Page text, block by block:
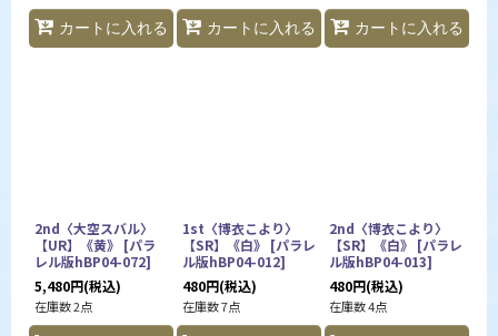
カートに入れる カートに入れる カートに入れる
2nd〈大空スバル〉
【UR】《黄》 [パラ
レル版hBP04-072]
5,480円(税込)
在庫数 2点
1st〈博衣こより〉
【SR】《白》 [パラレ
ル版hBP04-012]
480円(税込)
在庫数 7点
2nd〈博衣こより〉
【SR】《白》 [パラレ
ル版hBP04-013]
480円(税込)
在庫数 4点